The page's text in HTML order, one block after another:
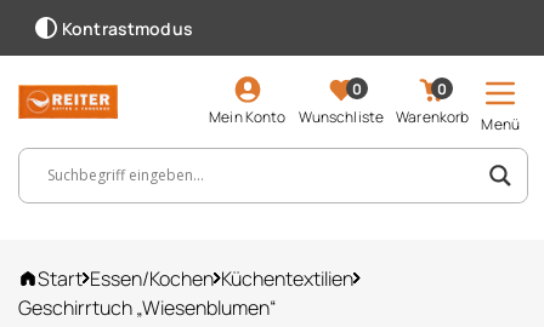
Kontrastmodus
Mein Konto
0
Wunschliste
0
Warenkorb
Menü
Suchbegriff, Artikelnummer ...
Start Essen/Kochen Küchentextilien
Geschirrtuch „Wiesenblumen“